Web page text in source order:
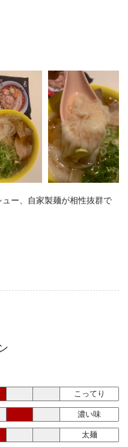
ー、自家製麺が相性抜群で
こってり
濃い味
太麺